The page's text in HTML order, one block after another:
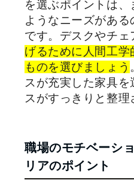
を選ぶポイントは
ようなニーズがある
です。デスクやチェ
げるために人間工
ものを選びましょう
スが充実した家具
スがすっきりと整理
職場のモチベーシ
リアのポイント